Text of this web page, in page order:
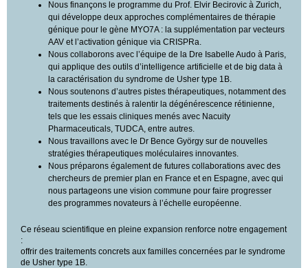
Nous finançons le programme du Prof. Elvir Becirovic à Zurich,
qui développe deux approches complémentaires de thérapie
génique pour le gène MYO7A : la supplémentation par vecteurs
AAV et l’activation génique via CRISPRa.
Nous collaborons avec l’équipe de la Dre Isabelle Audo à Paris,
qui applique des outils d’intelligence artificielle et de big data à
la caractérisation du syndrome de Usher type 1B.
Nous soutenons d’autres pistes thérapeutiques, notamment des
traitements destinés à ralentir la dégénérescence rétinienne,
tels que les essais cliniques menés avec Nacuity
Pharmaceuticals, TUDCA, entre autres.
Nous travaillons avec le Dr Bence György sur de nouvelles
stratégies thérapeutiques moléculaires innovantes.
Nous préparons également de futures collaborations avec des
chercheurs de premier plan en France et en Espagne, avec qui
nous partageons une vision commune pour faire progresser
des programmes novateurs à l’échelle européenne.
Ce réseau scientifique en pleine expansion renforce notre engagement
:
offrir des traitements concrets aux familles concernées par le syndrome
de Usher type 1B.